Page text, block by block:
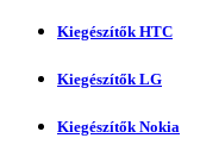
Kiegészítők HTC
Kiegészítők LG
Kiegészítők Nokia